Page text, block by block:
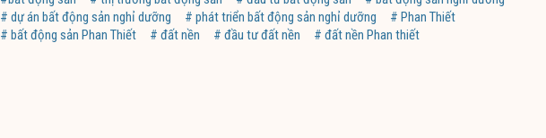
# dự án bất động sản nghỉ dưỡng
# phát triển bất động sản nghỉ dưỡng
# Phan Thiết
# bất động sản Phan Thiết
# đất nền # đầu tư đất nền # đất nền Phan thiết